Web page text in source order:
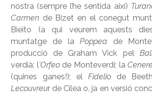
nostra (sempre l’he sentida així)
Carmen de Bizet en el conegut
Bieito (a qui veurem aquests
muntatge de laPoppea de
producció de Graham Vick pel
verdià; l’Orfeode Monteverdi; la
(quines ganes!); elFidelio de
Lecouvreur de Cilea o, ja en versió